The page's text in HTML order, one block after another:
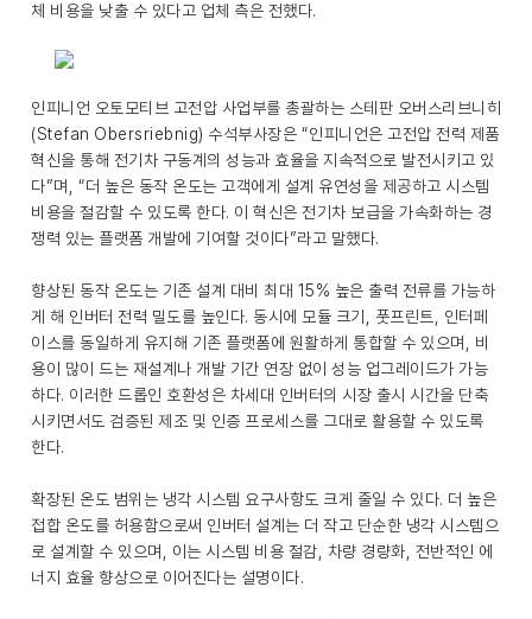
체 비용을 낮출 수 있다고 업체 측은 전했다.
인피니언 오토모티브 고전압 사업부를 총괄하는 스테판 오버스리브니히
(Stefan Obersriebnig) 수석부사장은 “인피니언은 고전압 전력 제품
혁신을 통해 전기차 구동계의 성능과 효율을 지속적으로 발전시키고 있
다”며, “더 높은 동작 온도는 고객에게 설계 유연성을 제공하고 시스템
비용을 절감할 수 있도록 한다. 이 혁신은 전기차 보급을 가속화하는 경
쟁력 있는 플랫폼 개발에 기여할 것이다”라고 말했다.
향상된 동작 온도는 기존 설계 대비 최대 15% 높은 출력 전류를 가능하
게 해 인버터 전력 밀도를 높인다. 동시에 모듈 크기, 풋프린트, 인터페
이스를 동일하게 유지해 기존 플랫폼에 원활하게 통합할 수 있으며, 비
용이 많이 드는 재설계나 개발 기간 연장 없이 성능 업그레이드가 가능
하다. 이러한 드롭인 호환성은 차세대 인버터의 시장 출시 시간을 단축
시키면서도 검증된 제조 및 인증 프로세스를 그대로 활용할 수 있도록
한다.
확장된 온도 범위는 냉각 시스템 요구사항도 크게 줄일 수 있다. 더 높은
접합 온도를 허용함으로써 인버터 설계는 더 작고 단순한 냉각 시스템으
로 설계할 수 있으며, 이는 시스템 비용 절감, 차량 경량화, 전반적인 에
너지 효율 향상으로 이어진다는 설명이다.